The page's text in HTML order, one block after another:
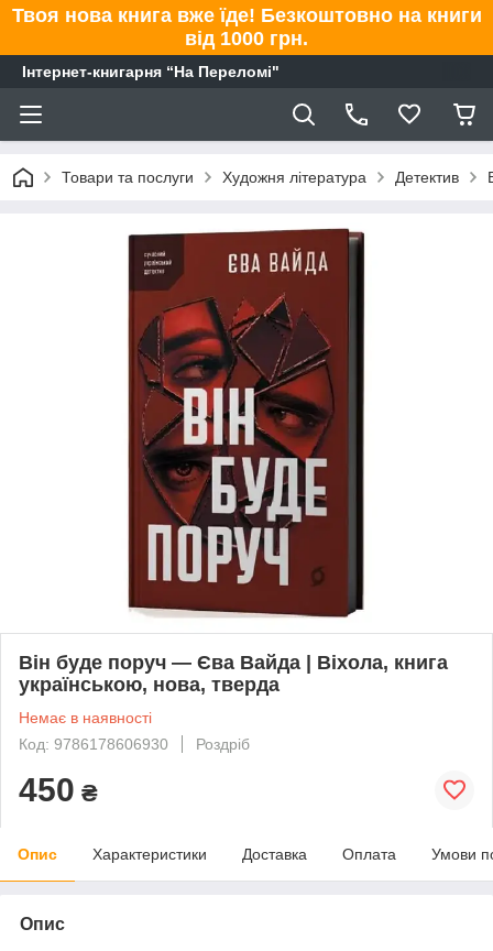
Твоя нова книга вже їде! Безкоштовно на книги
від 1000 грн.
Інтернет-книгарня “На Переломі"
Товари та послуги Художня література Детектив
Він буде поруч — Єва Вайда | Віхола, книга
українською, нова, тверда
Немає в наявності
Код: 9786178606930
Роздріб
450 ₴
Опис Характеристики Доставка Оплата Умови
Опис